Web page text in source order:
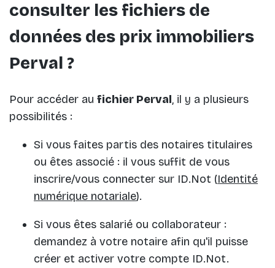
consulter les fichiers de
données des prix immobiliers
Perval ?
Pour accéder au fichier Perval, il y a plusieurs
possibilités :
Si vous faites partis des notaires titulaires
ou êtes associé : il vous suffit de vous
inscrire/vous connecter sur ID.Not (Identité
numérique notariale).
Si vous êtes salarié ou collaborateur :
demandez à votre notaire afin qu'il puisse
créer et activer votre compte ID.Not.